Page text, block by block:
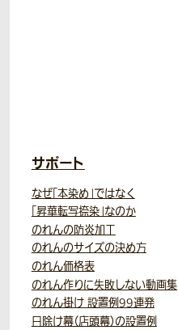
サポート
なぜ「本染め」ではなく
「昇華転写捺染」なのか
のれんの防炎加工
のれんのサイズの決め方
のれん価格表
のれん作りに失敗しない動画集
のれん掛け 設置例99連発
日除け幕（店頭幕）の設置例